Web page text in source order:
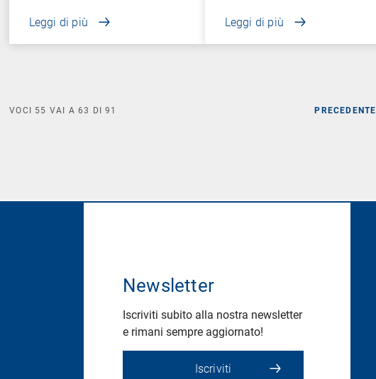
Leggi di più Leggi di più
PRECEDENTE
VOCI 55 VAI A 63 DI91
Newsletter
Iscriviti subito alla nostra newsletter
e rimani sempre aggiornato!
Iscriviti